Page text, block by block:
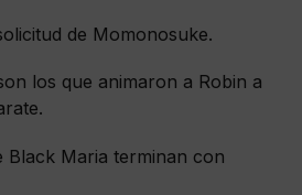
de Momonosuke.
los que animaron a Robin a
Black Maria terminan con